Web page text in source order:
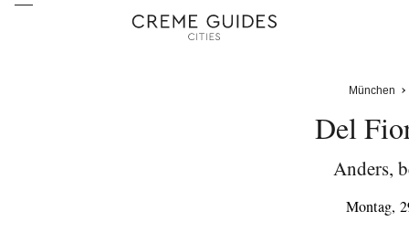
München
Del
Anders,
Montag,